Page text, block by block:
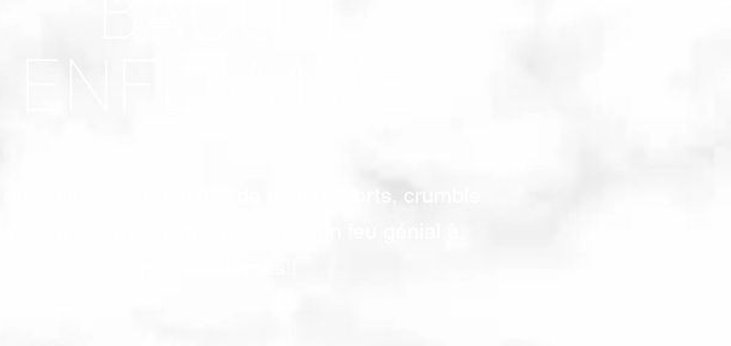
aux chipotles, rondelles de piments forts, crumble